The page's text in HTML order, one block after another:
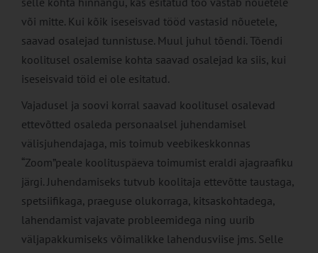
või mitte. Kui kõik iseseisvad tööd vastasid nõuetele,
saavad osalejad tunnistuse. Muul juhul tõendi. Tõendi
koolitusel osalemise kohta saavad osalejad ka siis, kui
iseseisvaid töid ei ole esitatud.
Vajadusel ja soovi korral saavad koolitusel osalevad
ettevõtted osaleda personaalsel juhendamisel
välisjuhendajaga, mis toimub veebikeskkonnas
“Zoom”peale koolituspäeva toimumist eraldi ajagraafiku
järgi. Juhendamiseks tutvub koolitaja ettevõtte taustaga,
spetsiifikaga, praeguse olukorraga, kitsaskohtadega,
lahendamist vajavate probleemidega ning uurib
väljapakkumiseks võimalikke lahendusviise jms. Selle